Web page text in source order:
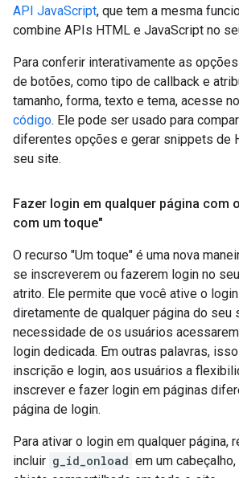
API JavaScript, que tem a mesma
combine APIs HTML e JavaScript no
Para conferir interativamente as
de botões, como tipo de callback e
tamanho, forma, texto e tema, acesse
código. Ele pode ser usado para
diferentes opções e gerar snippets de
seu site.
Fazer login em qualquer página com
com um toque"
O recurso "Um toque" é uma nova
se inscreverem ou fazerem login no
atrito. Ele permite que você ative o
diretamente de qualquer página do seu
necessidade de os usuários
login dedicada. Em outras palavras,
inscrição e login, aos usuários a
inscrever e fazer login em páginas
página de login.
Para ativar o login em qualquer página,
incluir g_id_onload em um